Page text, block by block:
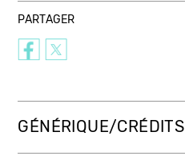
PARTAGER
GÉNÉRIQUE/CRÉDITS